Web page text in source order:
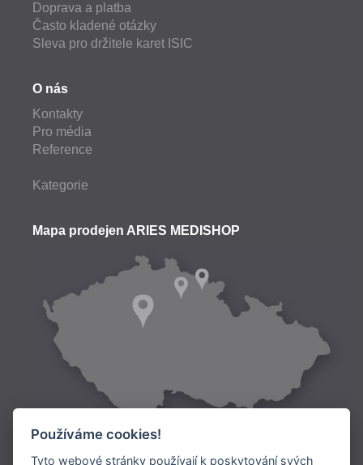
Doprava a platba
Často kladené otázky
Sleva pro držitele karet ISIC
O nás
Kontakty
Pro média
Reference
Kategorie
Mapa prodejen ARIES MEDISHOP
Používáme cookies!
Tyto webové stránky používají k poskytování svých